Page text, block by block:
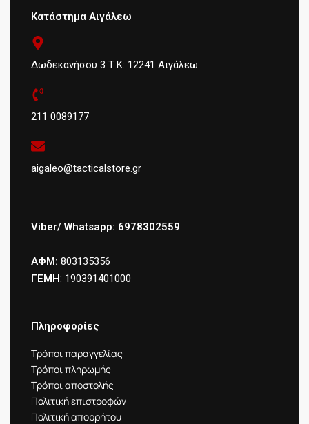
Κατάστημα Αιγάλεω
Δωδεκανήσου 3 Τ.Κ: 12241 Αιγάλεω
211 0089177
aigaleo@tacticalstore.gr
Viber/ Whatsapp: 6978302559
ΑΦΜ: 803135356
ΓΕΜΗ: 190391401000
Πληροφορίες
Τρόποι παραγγελίας
Τρόποι πληρωμής
Τρόποι αποστολής
Πολιτική επιστροφών
Πολιτική απορρήτου